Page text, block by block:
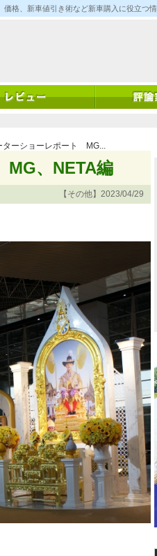
格、新車値引き術など新車購入に役立つ
ターショーレポート MG...
、NETA編
【その他】2023/04/29